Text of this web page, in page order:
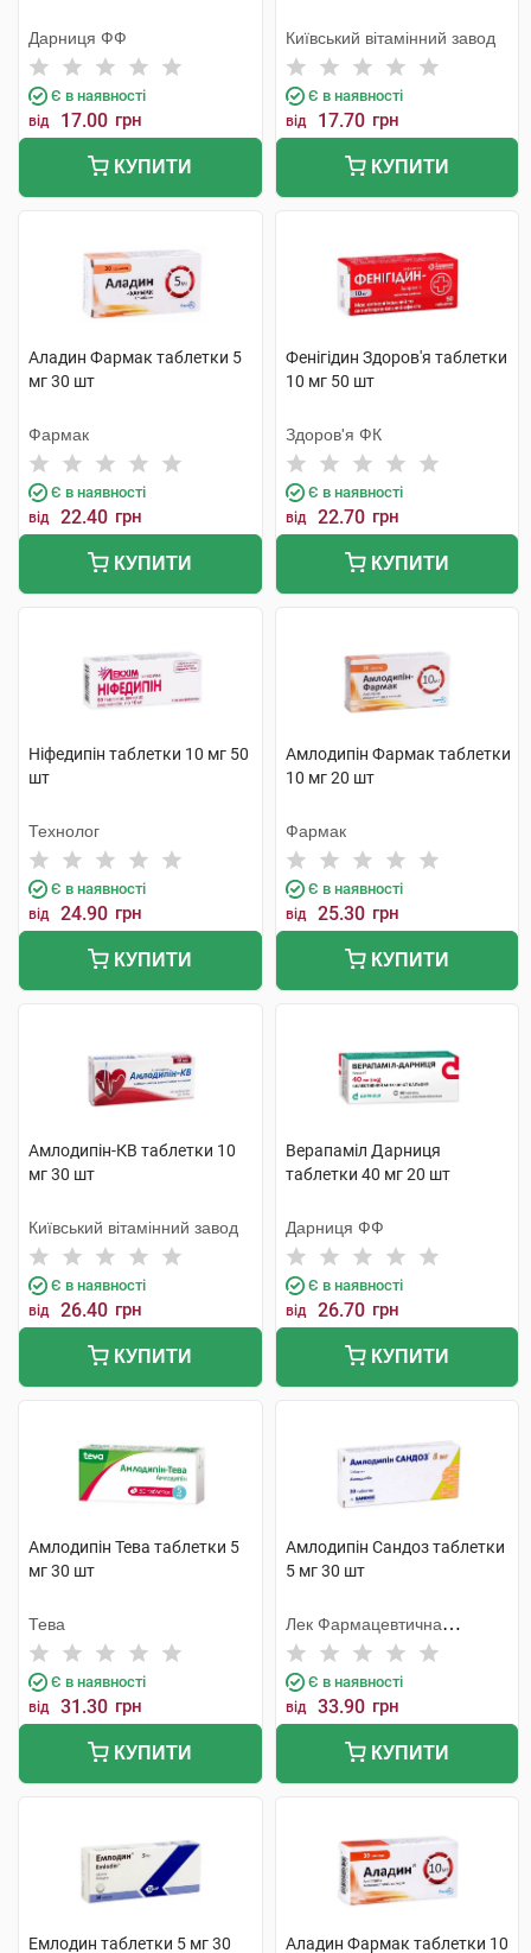
Дарниця ФФ
Є в наявності
від 17.00 грн
КУПИТИ
Київський вітамінний завод
Є в наявності
від 17.70 грн
КУПИТИ
Аладин Фармак таблетки 5
мг 30 шт
Фармак
Є в наявності
від 22.40 грн
КУПИТИ
Фенігідин Здоров'я таблетки
10 мг 50 шт
Здоров'я ФК
Є в наявності
від 22.70 грн
КУПИТИ
Ніфедипін таблетки 10 мг 50
шт
Технолог
Є в наявності
від 24.90 грн
КУПИТИ
Амлодипін Фармак таблетки
10 мг 20 шт
Фармак
Є в наявності
від 25.30 грн
КУПИТИ
Амлодипін-КВ таблетки 10
мг 30 шт
Київський вітамінний завод
Є в наявності
від 26.40 грн
КУПИТИ
Верапаміл Дарниця
таблетки 40 мг 20 шт
Дарниця ФФ
Є в наявності
від 26.70 грн
КУПИТИ
Амлодипін Тева таблетки 5
мг 30 шт
Тева
Є в наявності
від 31.30 грн
КУПИТИ
Амлодипін Сандоз таблетки
5 мг 30 шт
Лек Фармацевтична
компанія
Є в наявності
від 33.90 грн
КУПИТИ
Емлодин таблетки 5 мг 30 Аладин Фармак таблетки 10